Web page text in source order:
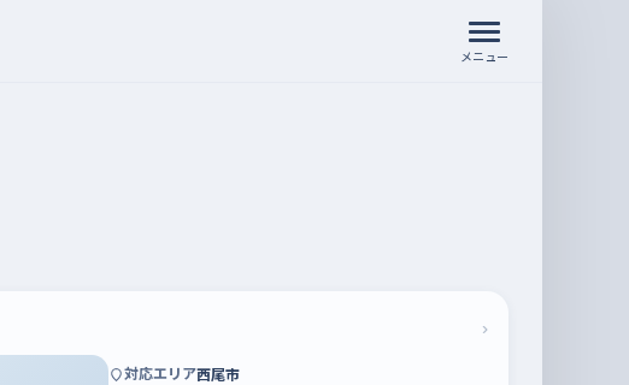
メニュー
›
対応エリア西尾市